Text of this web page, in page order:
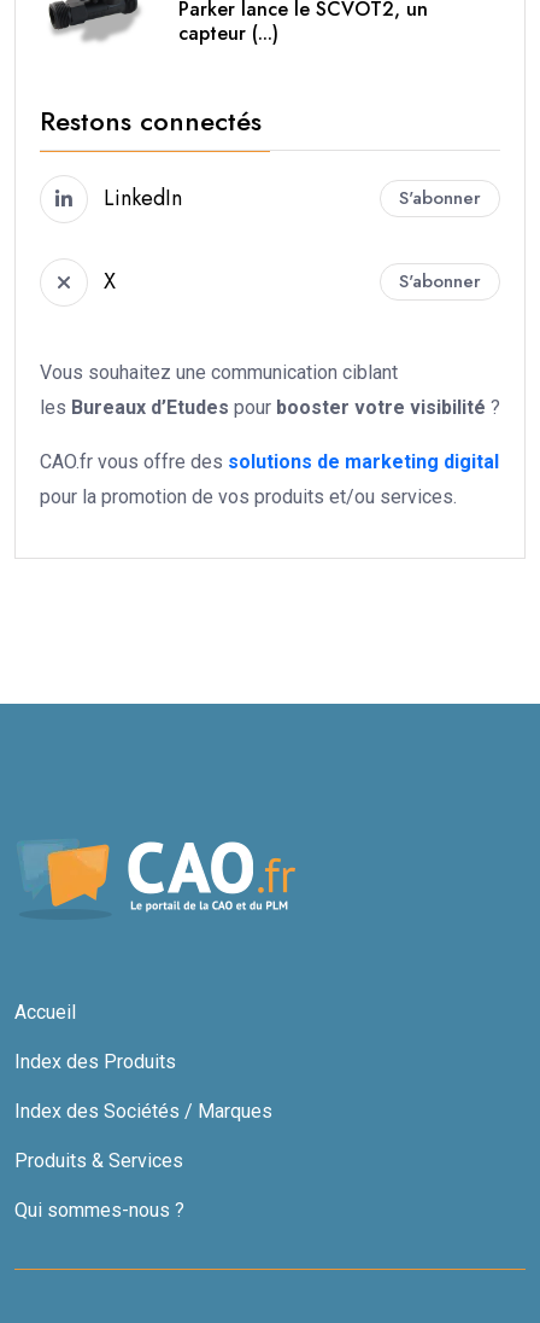
Parker lance le SCVOT2, un
capteur (...)
Restons connectés
LinkedIn S'abonner
X S'abonner
Vous souhaitez une communication ciblant
les Bureaux d’Etudes pour booster votre visibilité ?
CAO.fr vous offre des solutions de marketing digital
pour la promotion de vos produits et/ou services.
Accueil
Index des Produits
Index des Sociétés / Marques
Produits & Services
Qui sommes-nous ?